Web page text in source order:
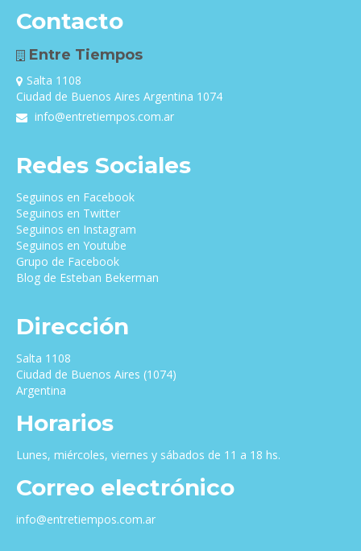
Contacto
Entre Tiempos
Salta 1108
Ciudad de Buenos Aires Argentina 1074
info@entretiempos.com.ar
Redes Sociales
Seguinos en Facebook
Seguinos en Twitter
Seguinos en Instagram
Seguinos en Youtube
Grupo de Facebook
Blog de Esteban Bekerman
Dirección
Salta 1108
Ciudad de Buenos Aires (1074)
Argentina
Horarios
Lunes, miércoles, viernes y sábados de 11 a 18 hs.
Correo electrónico
info@entretiempos.com.ar